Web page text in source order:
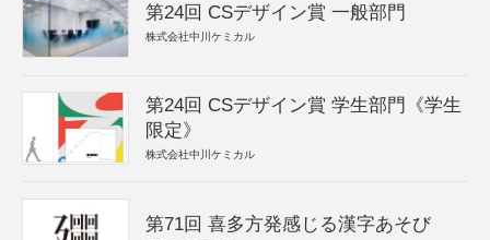
第24回 CSデザイン賞 一般部門
株式会社中川ケミカル
第24回 CSデザイン賞 学生部門《学生
限定》
株式会社中川ケミカル
第71回 喜多方発感じる漢字あそび